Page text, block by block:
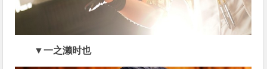
▼一之濑时也